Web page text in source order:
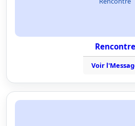
Rencontre
Voir